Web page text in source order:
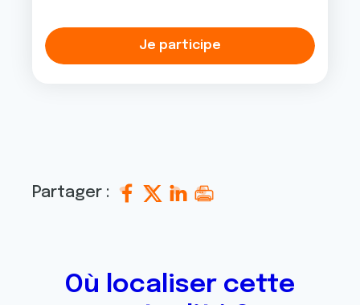
Je participe
Partager :
Où localiser cette